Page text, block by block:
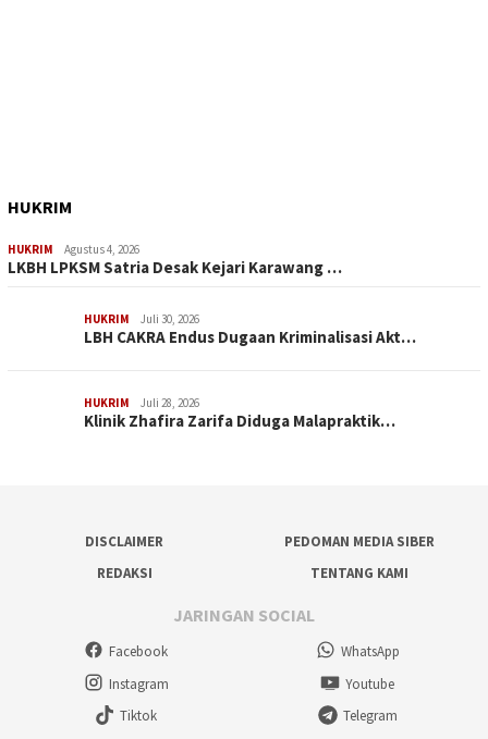
HUKRIM
HUKRIM Agustus 4, 2026
LKBH LPKSM Satria Desak Kejari Karawang …
HUKRIM Juli 30, 2026
LBH CAKRA Endus Dugaan Kriminalisasi Akt…
HUKRIM Juli 28, 2026
Klinik Zhafira Zarifa Diduga Malapraktik…
DISCLAIMER
PEDOMAN MEDIA SIBER
REDAKSI
TENTANG KAMI
JARINGAN SOCIAL
Facebook
WhatsApp
Instagram
Youtube
Tiktok
Telegram